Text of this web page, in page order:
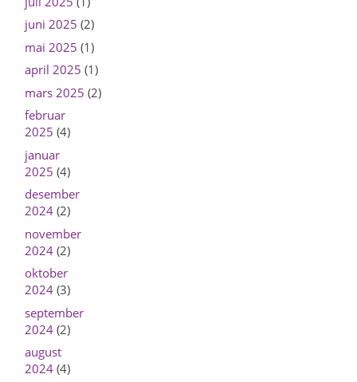
juni 2025 (2)
mai 2025 (1)
april 2025 (1)
mars 2025 (2)
februar
2025 (4)
januar
2025 (4)
desember
2024(2)
november
2024(2)
oktober
2024(3)
september
2024(2)
august
2024(4)